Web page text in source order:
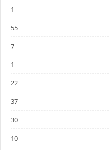
1
55
7
1
22
37
30
10